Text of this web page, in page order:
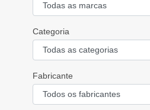
Categoria
Fabricante